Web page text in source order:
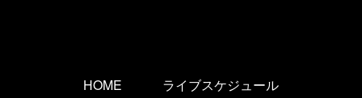
HOME
ライブスケジュール